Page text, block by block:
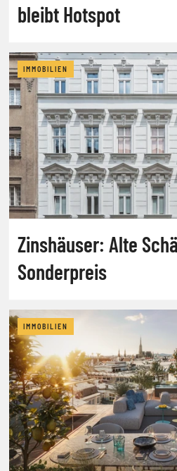
bleibt Hotspot
IMMOBILIEN
Zinshäuser: Alte
Sonderpreis
IMMOBILIEN